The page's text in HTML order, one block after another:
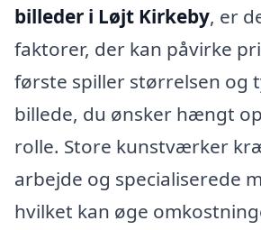
billeder i Løjt Kirkeby, er
faktorer, der kan påvirke
første spiller størrelsen og
billede, du ønsker hængt
rolle. Store kunstværker
arbejde og specialiserede
hvilket kan øge